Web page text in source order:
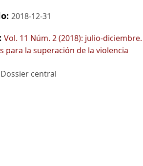
2018-12-31
Vol. 11 Núm. 2 (2018): julio-diciembre.
para la superación de la violencia
Dossier central